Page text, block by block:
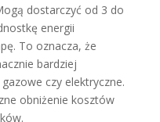
dostarczyć od 3 do
energii
To oznacza, że
bardziej
czy elektryczne.
obniżenie kosztów